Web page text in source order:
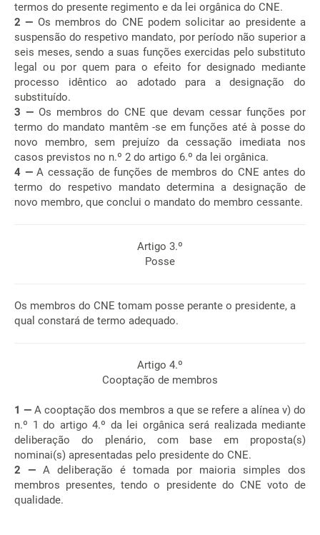
termos do presente regimento e da lei orgânica do CNE.
2 — Os membros do CNE podem solicitar ao presidente a
suspensão do respetivo mandato, por período não superior a
seis meses, sendo a suas funções exercidas pelo substituto
legal ou por quem para o efeito for designado mediante
processo idêntico ao adotado para a designação do
substituído.
3 —Os membros do CNE que devam cessar funções por
termo do mandato mantêm -se em funções até à posse do
novo membro, sem prejuízo da cessação imediata nos
casos previstos no n.º 2 do artigo 6.º da lei orgânica.
4 —A cessação de funções de membros do CNE antes do
termo do respetivo mandato determina a designação de
novo membro, que conclui o mandato do membro cessante.
Artigo 3.º
Posse
Os membros do CNE tomam posse perante o presidente, a
qual constará de termo adequado.
Artigo 4.º
Cooptação de membros
1 — A cooptação dos membros a que se refere a alínea v) do
n.º 1 do artigo 4.º da lei orgânica será realizada mediante
deliberação do plenário, com base em proposta(s)
nominai(s) apresentadas pelo presidente do CNE.
2 — A deliberação é tomada por maioria simples dos
membros presentes, tendo o presidente do CNE voto de
qualidade.